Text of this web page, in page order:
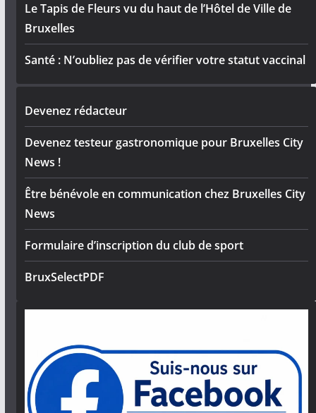
Le Tapis de Fleurs vu du haut de l’Hôtel de Ville de
Bruxelles
Santé : N’oubliez pas de vérifier votre statut vaccinal
Devenez rédacteur
Devenez testeur gastronomique pour Bruxelles City
News !
Être bénévole en communication chez Bruxelles City
News
Formulaire d’inscription du club de sport
BruxSelectPDF